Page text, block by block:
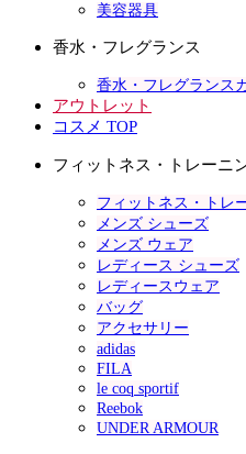
美容器具
香水・フレグランス
香水・フレグランス
アウトレット
コスメ TOP
フィットネス・トレーニ
フィットネス・トレ
メンズ シューズ
メンズ ウェア
レディース シューズ
レディースウェア
バッグ
アクセサリー
adidas
FILA
le coq sportif
Reebok
UNDER ARMOUR